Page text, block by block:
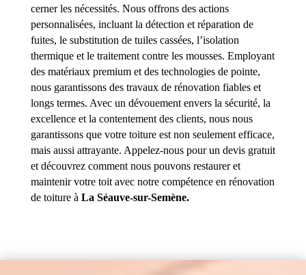
cerner les nécessités. Nous offrons des actions
personnalisées, incluant la détection et réparation de
fuites, le substitution de tuiles cassées, l’isolation
thermique et le traitement contre les mousses. Employant
des matériaux premium et des technologies de pointe,
nous garantissons des travaux de rénovation fiables et
longs termes. Avec un dévouement envers la sécurité, la
excellence et la contentement des clients, nous nous
garantissons que votre toiture est non seulement efficace,
mais aussi attrayante. Appelez-nous pour un devis gratuit
et découvrez comment nous pouvons restaurer et
maintenir votre toit avec notre compétence en rénovation
de toiture à La Séauve-sur-Semène.